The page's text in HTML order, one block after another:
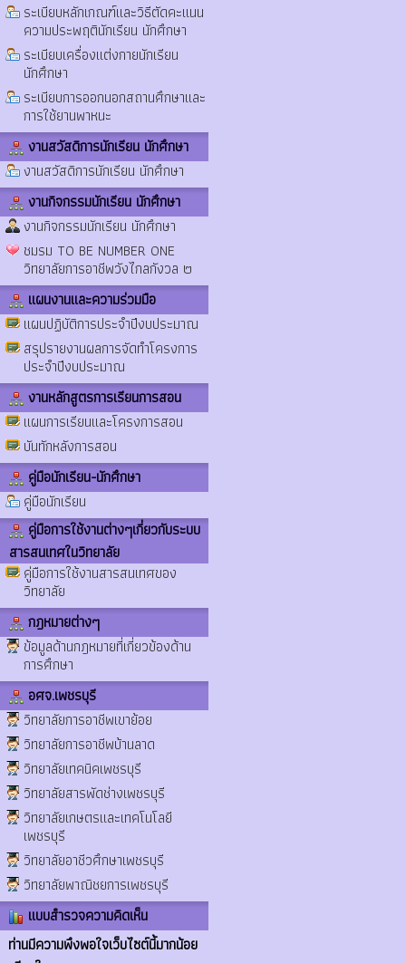
ระเบียบหลักเกณฑ์และวิธีตัดคะแนน
ความประพฤตินักเรียน นักศึกษา
ระเบียบเครื่องแต่งกายนักเรียน
นักศึกษา
ระเบียบการออกนอกสถานศึกษาและ
การใช้ยานพาหนะ
งานสวัสดิการนักเรียน นักศึกษา
งานสวัสดิการนักเรียน นักศึกษา
งานกิจกรรมนักเรียน นักศึกษา
งานกิจกรรมนักเรียน นักศึกษา
ชมรม TO BE NUMBER ONE
วิทยาลัยการอาชีพวังไกลกังวล ๒
แผนงานและความร่วมมือ
แผนปฏิบัติการประจำปีงบประมาณ
สรุปรายงานผลการจัดทำโครงการ
ประจำปีงบประมาณ
งานหลักสูตรการเรียนการสอน
แผนการเรียนและโครงการสอน
บันทักหลังการสอน
คู่มือนักเรียน-นักศึกษา
คู่มือนักเรียน
คู่มือการใช้งานต่างๆเกี่ยวกับระบบ
สารสนเทศในวิทยาลัย
คู่มือการใช้งานสารสนเทศของ
วิทยาลัย
กฎหมายต่างๆ
ข้อมูลด้านกฎหมายที่เกี่ยวข้องด้าน
การศึกษา
อศจ.เพชรบุรี
วิทยาลัยการอาชีพเขาย้อย
วิทยาลัยการอาชีพบ้านลาด
วิทยาลัยเทคนิคเพชรบุรี
วิทยาลัยสารพัดช่างเพชรบุรี
วิทยาลัยเกษตรและเทคโนโลยี
เพชรบุรี
วิทยาลัยอาชีวศึกษาเพชรบุรี
วิทยาลัยพาณิชยการเพชรบุรี
แบบสำรวจความคิดเห็น
ท่านมีความพึงพอใจเว็บไซต์นี้มากน้อย